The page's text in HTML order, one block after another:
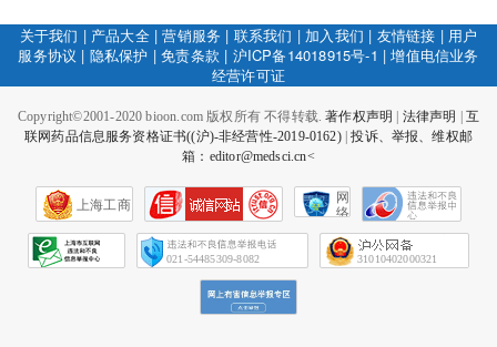
关于我们 | 产品大全|营销服务 | 联系我们 | 加入我们 | 友情链接 | 用户
服务协议 | 隐私保护 |免责条款 | 沪ICP备14018915号-1 |增值电信业务
经营许可证
Copyright©2001-2020 bioon.com 版权所有 不得转载.著作权声明 | 法律声明 | 互
联网药品信息服务资格证书((沪)-非经营性-2019-0162)|投诉、举报、维权邮
箱：editor@medsci.cn<
上海工商
网
络
会
征
021-54485309-8082 31010402000321